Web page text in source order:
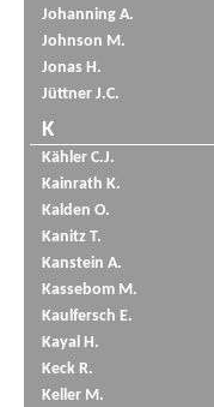
Johanning A.
Johnson M.
Jonas H.
Jüttner J.C.
K
Kähler C.J.
Kainrath K.
Kalden O.
Kanitz T.
Kanstein A.
Kassebom M.
Kaulfersch E.
Kayal H.
Keck R.
Keller M.